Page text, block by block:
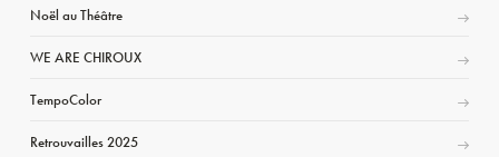
Noël au Théâtre
WE ARE CHIROUX
TempoColor
Retrouvailles 2025